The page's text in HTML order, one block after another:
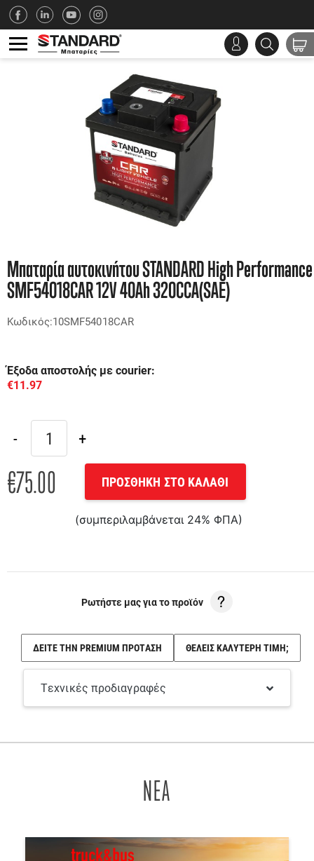
Μπαταρία αυτοκινήτου STANDARD High Performance
SMF54018CAR 12V 40Ah 320CCA(SAE)
Κωδικός:10SMF54018CAR
Έξοδα αποστολής με courier:
€11.97
€75.00 ΠΡΟΣΘΗΚΗ ΣΤΟ ΚΑΛΑΘΙ
(συμπεριλαμβάνεται 24% ΦΠΑ)
Ρωτήστε μας για το προϊόν
ΔΕΙΤΕ ΤΗΝ PREMIUM ΠΡΟΤΑΣΗ ΘΕΛΕΙΣ ΚΑΛΥΤΕΡΗ ΤΙΜΗ;
Τεχνικές προδιαγραφές
ΝΕΑ